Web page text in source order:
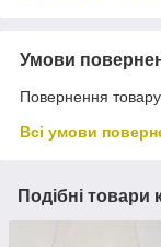
Умови
Повернення
Всі умови
Подібні товари